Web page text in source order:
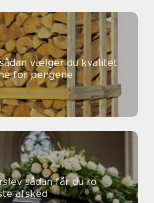
vælger du kvalitet
for pengene
du ro
afsked